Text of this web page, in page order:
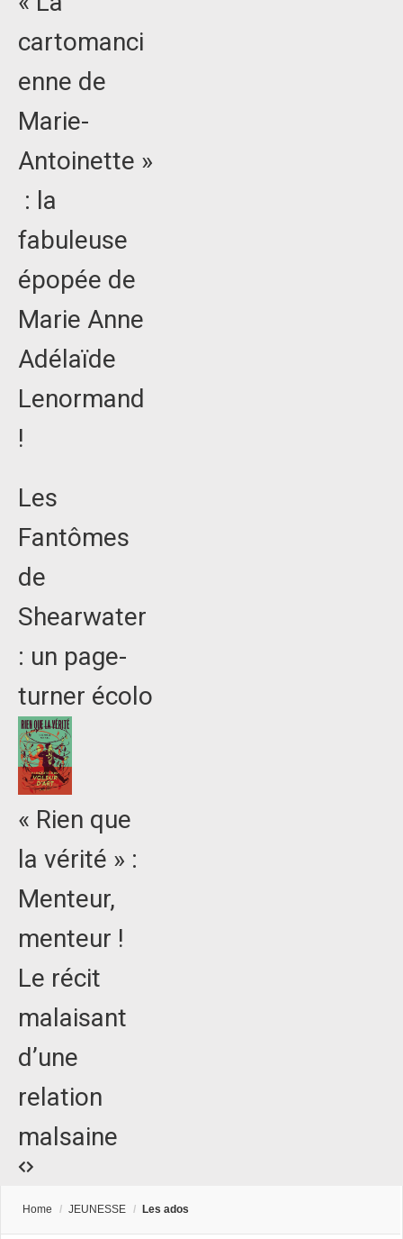
cartomanci
enne de
Marie-
Antoinette »
: la
fabuleuse
épopée de
Marie Anne
Adélaïde
Lenormand
!
Les
Fantômes
de
Shearwater
: un page-
turner écolo
« Rien que
la vérité » :
Menteur,
menteur !
Le récit
malaisant
d’une
relation
malsaine
Home / JEUNESSE / Les ados